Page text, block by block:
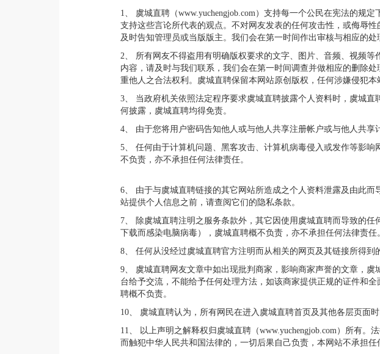
1、 虞城直聘（www.yuchengjob.com）支持每一个公民在宪法的规
支持这些言论所代表的观点。不对网友发表的任何攻击性，或侮辱
及时告知管理员或当版版主。我们会在第一时间作出审核与相应的处
2、 所有网友不得盗用有明确版权要求的文字、图片、音频、视频
内容，请及时与我们联系，我们会在第一时间调查并做相应的删除
重他人之合法权利。虞城直聘保留本网站原创版权，任何涉嫌侵犯
3、 当政府机关依照法定程序要求虞城直聘披露个人资料时，虞城
何披露，虞城直聘均得免责。
4、 由于您将用户密码告知他人或与他人共享注册帐户或与他人共
5、 任何由于计算机问题、黑客攻击、计算机病毒侵入或发作等影
不负责，亦不承担任何法律责任。
6、 由于与虞城直聘链接的其它网站所造成之个人资料泄露及由此
站提供个人信息之前，请查阅它们的隐私条款。
7、 除虞城直聘注明之服务条款外，其它因使用虞城直聘而导致的
下载而感染电脑病毒），虞城直聘概不负责，亦不承担任何法律责任
8、 任何从没经过虞城直聘官方注明而从相关的网页及其链接所得
9、 虞城直聘网友文章中如出现批判商家，影响商家声誉的文章，
台给予交流，不能给予任何处理方法，如该商家提供正规的证件和
聘概不负责。
10、 虞城直聘认为，所有网民在进入虞城直聘首页及其他各层页面
11、 以上声明之解释权归虞城直聘（www.yuchengjob.com）所有
而触犯中华人民共和国法律的，一切后果自己负责，本网站不承担任